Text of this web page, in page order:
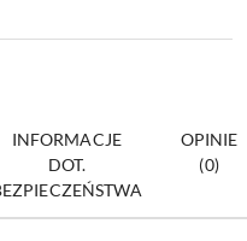
INFORMACJE
DOT.
OPINIE
(0)